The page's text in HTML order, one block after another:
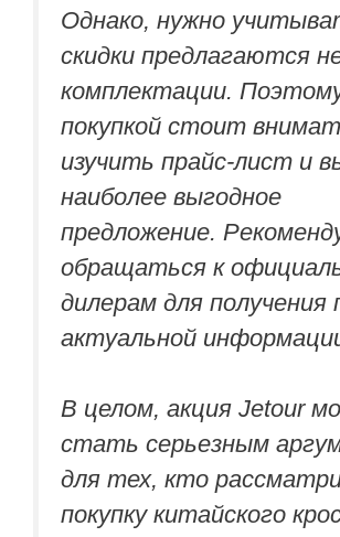
Однако, нужно
скидки предлагаются
комплектации.
покупкой стоит
изучить прайс-лист и
наиболее выгодное
предложение.
обращаться к
дилерам для получения
актуальной
В целом, акция Jetour
стать серьезным
для тех, кто
покупку китайского